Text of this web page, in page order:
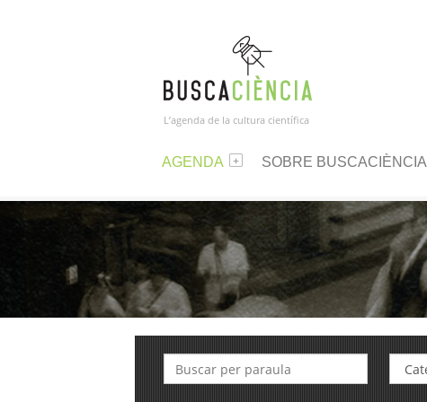
L’agenda de la cultura científica
AGENDA SOBRE BUSCACIÈNCIA